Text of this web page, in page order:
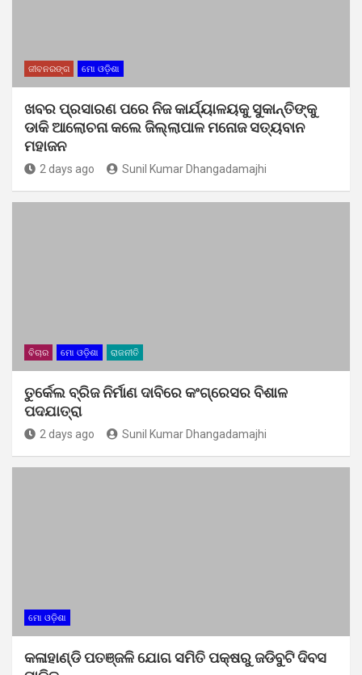
ଜୀବନରଙ୍ଗ ମୋ ଓଡ଼ିଶା
ଖବର ପ୍ରସାରଣ ପରେ ନିଜ କାର୍ଯ୍ୟାଳୟକୁ ସୁକାନ୍ତିଙ୍କୁ
ଡାକି ଆଲୋଚନା କଲେ ଜିଲ୍ଲାପାଳ ମନୋଜ ସତ୍ୟବାନ
ମହାଜନ
2 days ago Sunil Kumar Dhangadamajhi
ବିଚାର ମୋ ଓଡ଼ିଶା ରାଜନୀତି
ତୁର୍କେଲ ବ୍ରିଜ ନିର୍ମାଣ ଦାବିରେ କଂଗ୍ରେସର ବିଶାଳ
ପଦଯାତ୍ରା
2 days ago Sunil Kumar Dhangadamajhi
ମୋ ଓଡ଼ିଶା
କଳାହାଣ୍ଡି ପତଞ୍ଜଳି ଯୋଗ ସମିତି ପକ୍ଷରୁ ଜଡିବୁଟି ଦିବସ